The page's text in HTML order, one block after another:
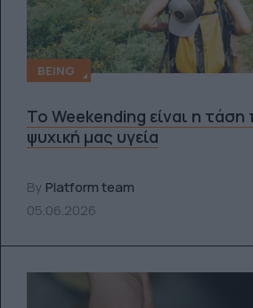
BEING
Το Weekending είναι η
ψυχική μας υγεία
By Platform team
05.06.2026